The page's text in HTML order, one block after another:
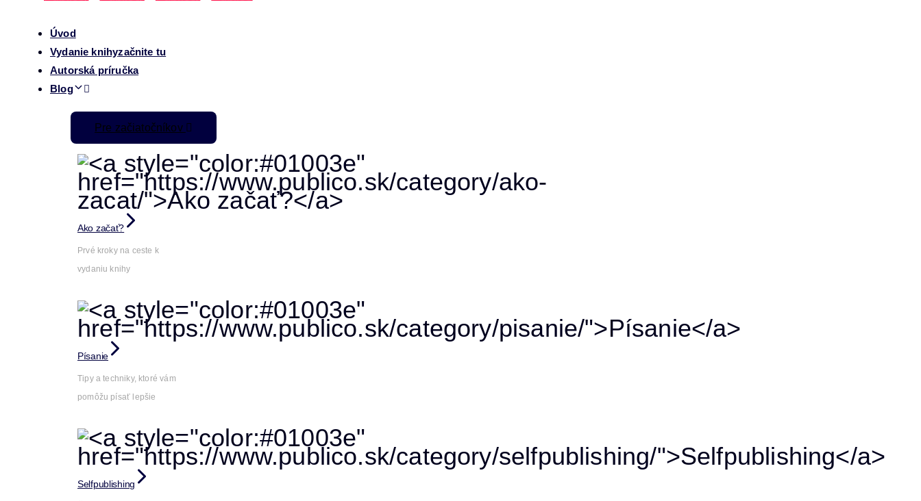
Úvod
Vydanie knihyzačnite tu
Autorská príručka
Blog
Pre začiatočníkov
Ako začať?
Prvé kroky na ceste k
vydaniu knihy
Písanie
Tipy a techniky, ktoré vám
pomôžu písať lepšie
Selfpublishing